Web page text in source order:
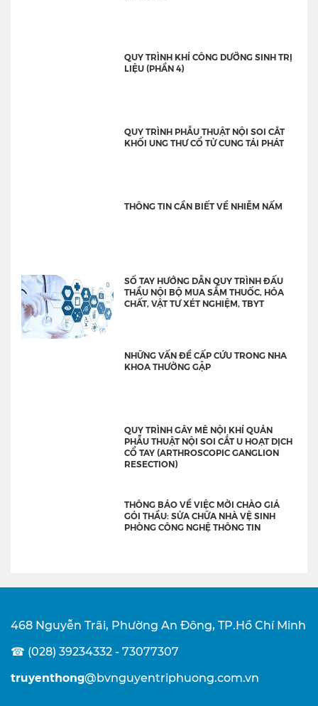
QUY TRÌNH KHÍ CÔNG DƯỠNG SINH TRỊ
LIỆU (PHẦN 4)
QUY TRÌNH PHẪU THUẬT NỘI SOI CẮT
KHỐI UNG THƯ CỔ TỬ CUNG TÁI PHÁT
THÔNG TIN CẦN BIẾT VỀ NHIỄM NẤM
SỔ TAY HƯỚNG DẪN QUY TRÌNH ĐẤU
THẦU NỘI BỘ MUA SẮM THUỐC, HÓA
CHẤT, VẬT TƯ XÉT NGHIỆM, TBYT
NHỮNG VẤN ĐỀ CẤP CỨU TRONG NHA
KHOA THƯỜNG GẶP
QUY TRÌNH GÂY MÊ NỘI KHÍ QUẢN
PHẪU THUẬT NỘI SOI CẮT U HOẠT DỊCH
CỔ TAY (ARTHROSCOPIC GANGLION
RESECTION)
THÔNG BÁO VỀ VIỆC MỜI CHÀO GIÁ
GÓI THẦU: SỬA CHỮA NHÀ VỆ SINH
PHÒNG CÔNG NGHỆ THÔNG TIN
468 Nguyễn Trãi, Phường An Đông, TP.Hồ Chí Minh
☎ (028) 39234332 - 73077307
truyenthong@bvnguyentriphuong.com.vn